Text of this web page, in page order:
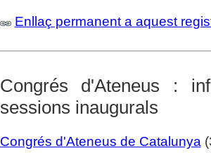
Enllaç permanent a aquest
Congrés d'Ateneus :
sessions inaugurals
Congrés d'Ateneus de Catalunya